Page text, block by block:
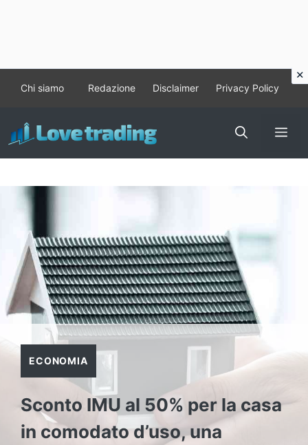
contenuto
Chi siamo Redazione Disclaimer Privacy Policy
ECONOMIA
Sconto IMU al 50% per la casa
in comodato d’uso, una